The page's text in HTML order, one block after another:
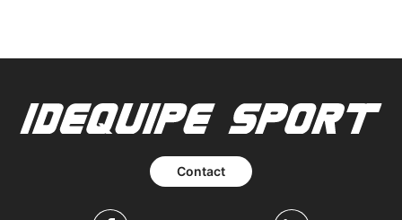
Contact